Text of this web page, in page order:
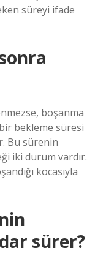
süreyi ifade
boşanma
bekleme süresi
Bu sürenin
iki durum vardır.
kocasıyla
sürer?